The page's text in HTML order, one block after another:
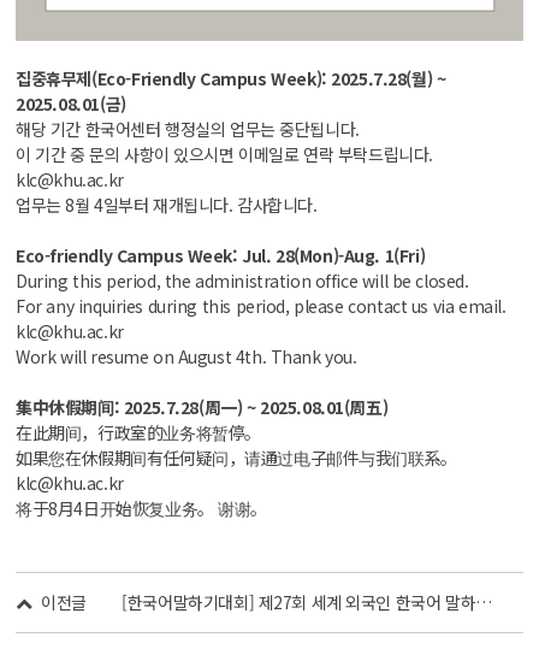
집중휴무제(Eco-Friendly Campus Week): 2025.7.28(월) ~
2025.08.01(금)
해당 기간 한국어센터 행정실의 업무는 중단됩니다.
이 기간 중 문의 사항이 있으시면 이메일로 연락 부탁드립니다.
klc@khu.ac.kr
업무는 8월 4일부터 재개됩니다. 감사합니다.
Eco-friendly Campus Week: Jul. 28(Mon)-Aug. 1(Fri)
During this period, the administration office will be closed.
For any inquiries during this period, please contact us via email.
klc@khu.ac.kr
Work will resume on August 4th. Thank you.
集中休假期间: 2025.7.28(周一) ~ 2025.08.01(周五)
在此期间，行政室的业务将暂停。
如果您在休假期间有任何疑问，请通过电子邮件与我们联系。
klc@khu.ac.kr
将于8月4日开始恢复业务。 谢谢。
이전글 [한국어말하기대회] 제27회 세계 외국인 한국어 말하기 대회 참가 안내